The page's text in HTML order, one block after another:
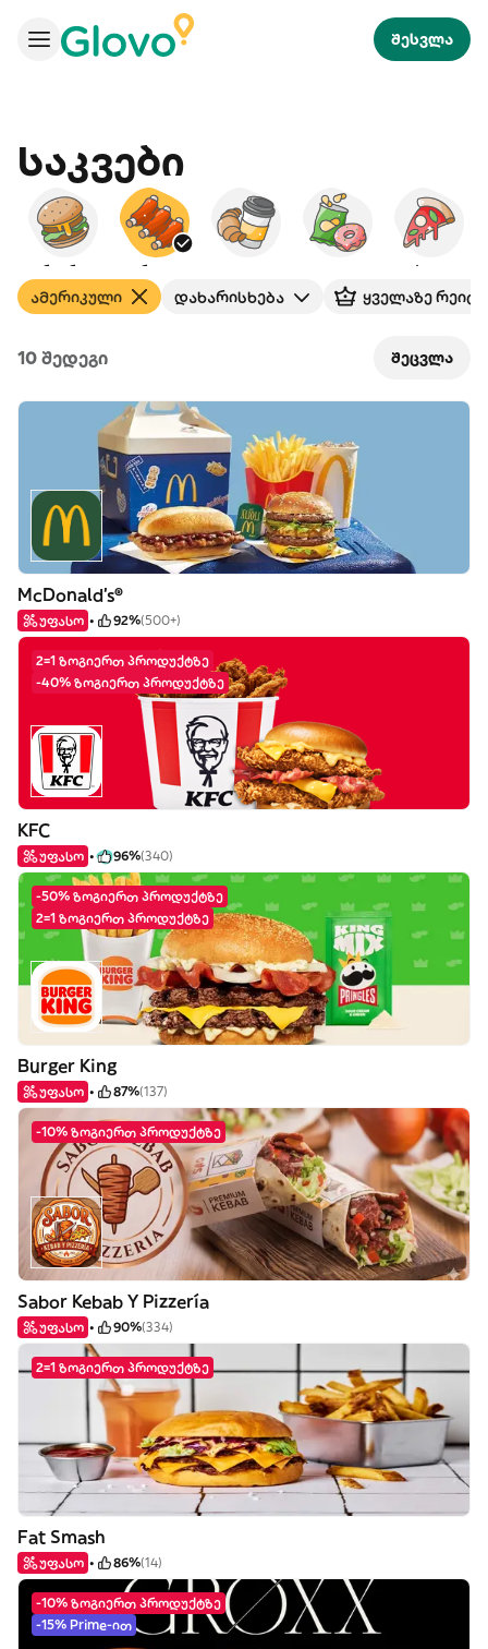
შესვლა
Საკვები
ბურგერები ამერიკული პიცა
ამერიკული დახარისხება ყველაზე
10 შედეგი შეცვლა
McDonald's®
უფასო 92%(500+)
2=1 ზოგიერთ პროდუქტზე
-40% ზოგიერთ პროდუქტზე
KFC
უფასო 96%(340)
-50% ზოგიერთ პროდუქტზე
2=1 ზოგიერთ პროდუქტზე
Burger King
უფასო 87%(137)
-10% ზოგიერთ პროდუქტზე
Sabor Kebab Y Pizzería
უფასო 90%(334)
2=1 ზოგიერთ პროდუქტზე
Fat Smash
უფასო 86%(14)
-10% ზოგიერთ პროდუქტზე
-15% Prime-ით